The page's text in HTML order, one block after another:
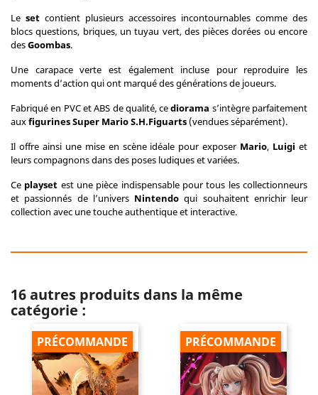
Le set contient plusieurs accessoires incontournables comme des
blocs questions, briques, un tuyau vert, des pièces dorées ou encore
desGoombas.
Une carapace verte est également incluse pour reproduire les
moments d’action qui ont marqué des générations de joueurs.
Fabriqué en PVC et ABS de qualité, cediorama s’intègre parfaitement
auxfigurines Super Mario S.H.Figuarts(vendues séparément).
Il offre ainsi une mise en scène idéale pour exposer Mario, Luigi et
leurs compagnons dans des poses ludiques et variées.
Ce playset est une pièce indispensable pour tous les collectionneurs
et passionnés de l’univers Nintendo qui souhaitent enrichir leur
collection avec une touche authentique et interactive.
16 autres produits dans la même
catégorie :
PRÉCOMMANDE PRÉCOMMANDE